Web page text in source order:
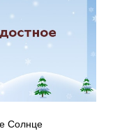
Солнце